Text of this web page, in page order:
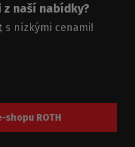
naší nabídky?
s nízkými cenami!
ROTH